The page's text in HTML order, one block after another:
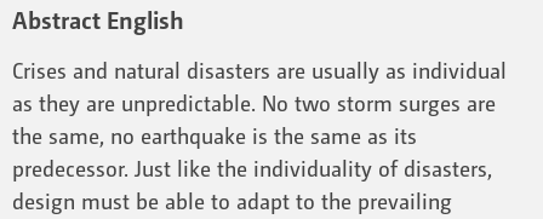
Abstract English
Crises and natural disasters are usually as individual
as they are unpredictable. No two storm surges are
the same, no earthquake is the same as its
predecessor. Just like the individuality of disasters,
design must be able to adapt to the prevailing